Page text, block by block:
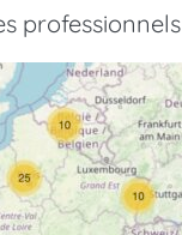
professionnels